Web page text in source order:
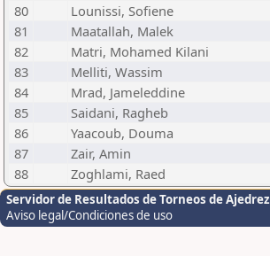
80
Lounissi, Sofiene
81
Maatallah, Malek
82
Matri, Mohamed Kilani
83
Melliti, Wassim
84
Mrad, Jameleddine
85
Saidani, Ragheb
86
Yaacoub, Douma
87
Zair, Amin
88
Zoghlami, Raed
Servidor de Resultados de Torneos de Ajedrez
Aviso legal/Condiciones de uso